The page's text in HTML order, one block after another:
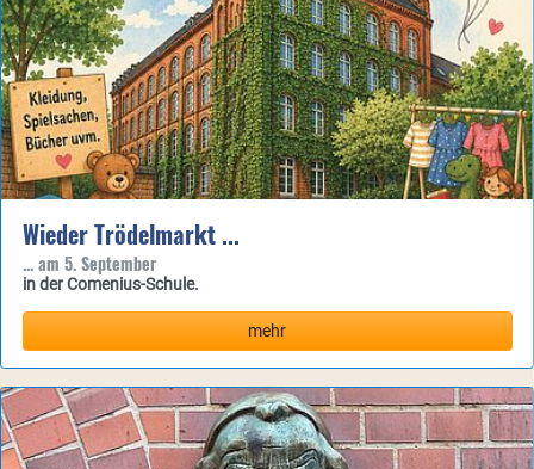
Wieder Trödelmarkt ...
... am 5. September
in der Comenius-Schule.
mehr